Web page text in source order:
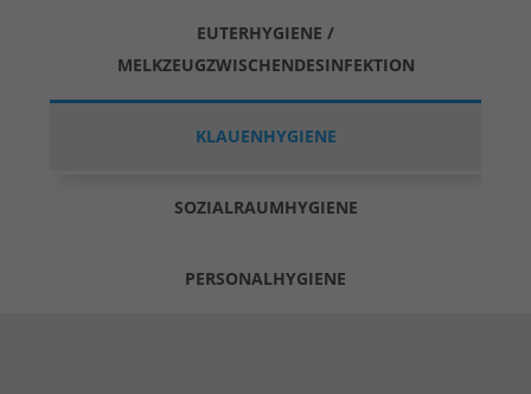
EUTERHYGIENE /
MELKZEUGZWISCHENDESINFEKTION
KLAUENHYGIENE
SOZIALRAUMHYGIENE
PERSONALHYGIENE